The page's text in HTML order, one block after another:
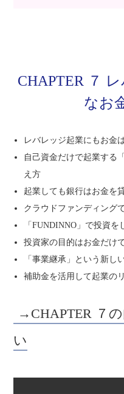
CHAPTER ７
なお
レバレッジ起業にもお金
自己資金だけで起業する
え方
起業しても銀行はお金を
クラウドファンディング
「FUNDINNO」で投資を
投資家の目的はお金だけ
「事業継承」という新し
補助金を活用して起業の
→CHAPTER ７
い